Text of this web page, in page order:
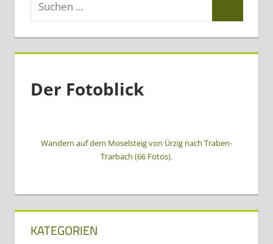
nach:
Der Fotoblick
Wandern auf dem Moselsteig von Ürzig nach Traben-
Trarbach (66 Fotos).
KATEGORIEN